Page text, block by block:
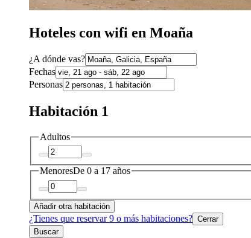
Hoteles con wifi en Moaña
¿A dónde vas?
Fechas
Personas
Habitación 1
Adultos
MenoresDe 0 a 17 años
Añadir otra habitación
¿Tienes que reservar 9 o más habitaciones? Cerrar
Buscar